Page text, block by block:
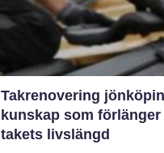
Takrenovering
kunskap som förlänger
takets livslängd